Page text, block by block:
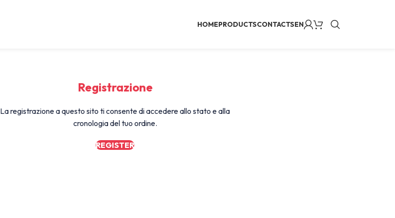
HOMEPRODUCTSCONTACTSEN
Registrazione
La registrazione a questo sito ti consente di accedere allo stato e alla
cronologia del tuo ordine.
REGISTER